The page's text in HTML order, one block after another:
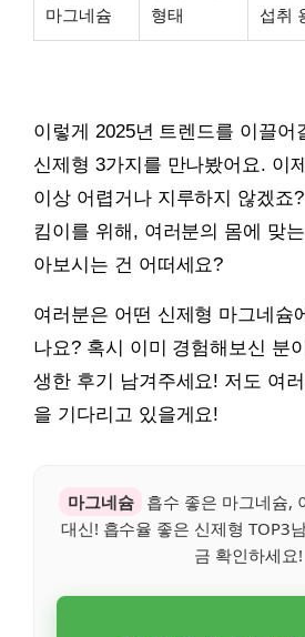
마그네슘
형태
섭취
이렇게 2025년 트렌드를 이끌어
신제형 3가지를 만나봤어요. 이
이상 어렵거나 지루하지 않겠죠
킴이를 위해, 여러분의 몸에 맞
아보시는 건 어떠세요?
여러분은 어떤 신제형 마그네슘
나요? 혹시 이미 경험해보신 분
생한 후기 남겨주세요! 저도 여
을 기다리고 있을게요!
마그네슘
흡수 좋은 마그네슘,
대신! 흡수율 좋은 신제형 TOP3
금 확인하세요!